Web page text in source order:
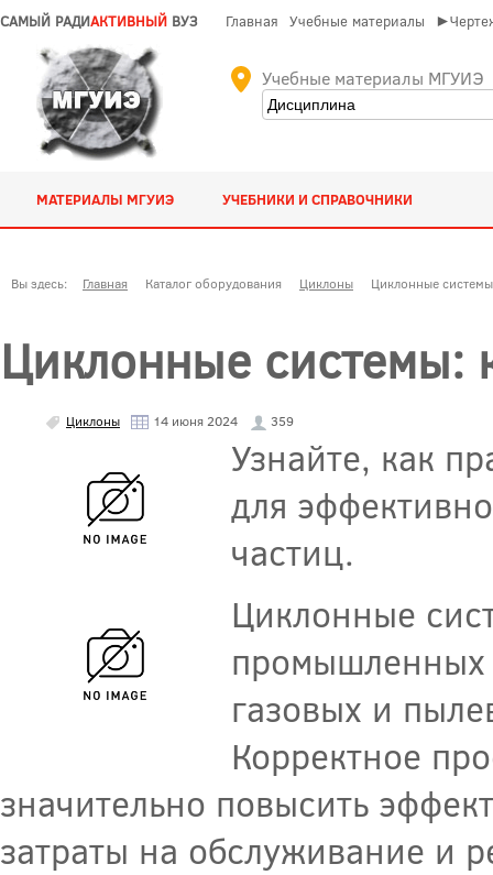
САМЫЙ РАДИАКТИВНЫЙ ВУЗ Главная Учебные материалы
Учебные материалы МГУИЭ
МАТЕРИАЛЫ МГУИЭ УЧЕБНИКИ И СПРАВОЧНИКИ
Вы здесь: Главная Каталог оборудования Циклоны Циклонные
Циклонные системы:
Циклоны 14 июня 2024 359
Узнайте, как
для
частиц.
Циклонные
промышленных
газовых и
Корректное
значительно повысить
затраты на обслуживание и